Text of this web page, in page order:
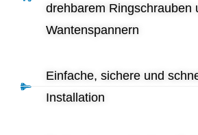
drehbarem Ringschrauben
Wantenspannern
Einfache, sichere und
Installation